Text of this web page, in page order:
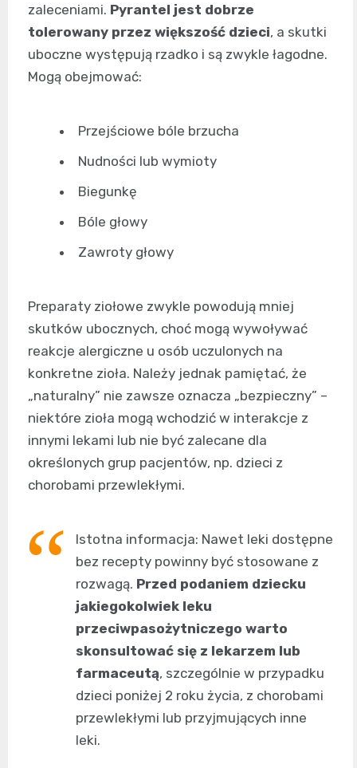
zaleceniami. Pyrantel jest dobrze
tolerowany przez większość dzieci, a skutki
uboczne występują rzadko i są zwykle łagodne.
Mogą obejmować:
Przejściowe bóle brzucha
Nudności lub wymioty
Biegunkę
Bóle głowy
Zawroty głowy
Preparaty ziołowe zwykle powodują mniej
skutków ubocznych, choć mogą wywoływać
reakcje alergiczne u osób uczulonych na
konkretne zioła. Należy jednak pamiętać, że
„naturalny” nie zawsze oznacza „bezpieczny” –
niektóre zioła mogą wchodzić w interakcje z
innymi lekami lub nie być zalecane dla
określonych grup pacjentów, np. dzieci z
chorobami przewlekłymi.
Istotna informacja: Nawet leki dostępne
bez recepty powinny być stosowane z
rozwagą. Przed podaniem dziecku
jakiegokolwiek leku
przeciwpasożytniczego warto
skonsultować się z lekarzem lub
farmaceutą, szczególnie w przypadku
dzieci poniżej 2 roku życia, z chorobami
przewlekłymi lub przyjmujących inne
leki.